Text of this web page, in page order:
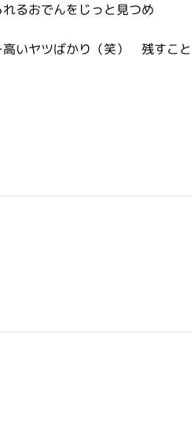
るおでんをじっと見つめ
高いヤツばかり（笑） 残すこ